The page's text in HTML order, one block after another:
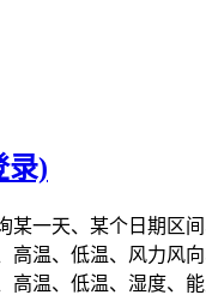
录)
一天、某个日期区间
温、低温、风力风向
温、低温、湿度、